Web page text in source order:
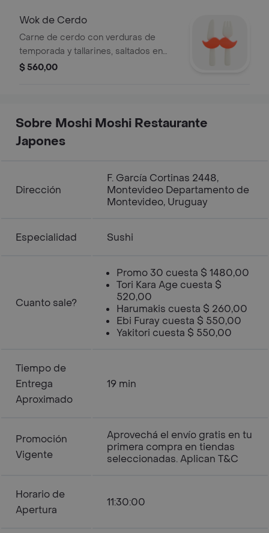
Wok de Cerdo
Carne de cerdo con verduras de
temporada y tallarines, saltados en
salsa de soja, jengibre y ajo.
$ 560,00
Sobre Moshi Moshi Restaurante
Japones
Dirección
F. García Cortinas 2448,
Montevideo Departamento de
Montevideo, Uruguay
Especialidad Sushi
Cuanto sale?
Promo 30 cuesta $ 1480,00
Tori Kara Age cuesta $
520,00
Harumakis cuesta $ 260,00
Ebi Furay cuesta $ 550,00
Yakitori cuesta $ 550,00
Tiempo de
Entrega
Aproximado
19 min
Promoción
Vigente
Aprovechá el envío gratis en tu
primera compra en tiendas
seleccionadas. Aplican T&C
Horario de
Apertura
11:30:00